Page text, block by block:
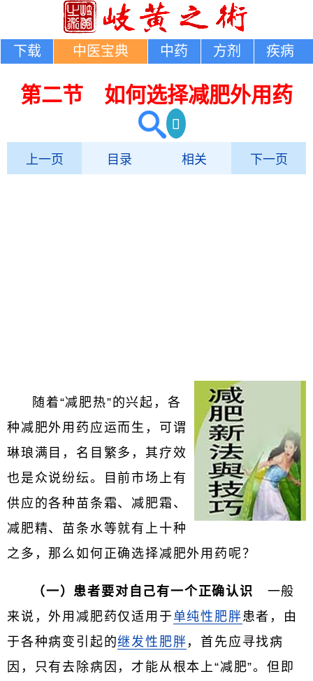
下载 中医宝典 中药 方剂 疾病
第二节 如何选择减肥外用药
上一页 目录 相关 下一页
随着“减肥热”的兴起，各
种减肥外用药应运而生，可谓
琳琅满目，名目繁多，其疗效
也是众说纷纭。目前市场上有
供应的各种苗条霜、减肥霜、
减肥精、苗条水等就有上十种
之多，那么如何正确选择减肥外用药呢？
（一）患者要对自己有一个正确认识 一般
来说，外用减肥药仅适用于 单纯性肥胖患者，由
于各种病变引起的继发性肥胖 ，首先应寻找病
因，只有去除病因，才能从根本上“减肥”。但即